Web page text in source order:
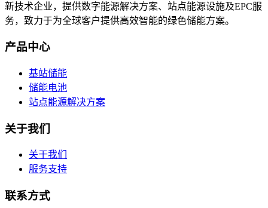
新技术企业，提供数字能源解决方案、站点能源设施及EPC服
务，致力于为全球客户提供高效智能的绿色储能方案。
产品中心
基站储能
储能电池
站点能源解决方案
关于我们
关于我们
服务支持
联系方式